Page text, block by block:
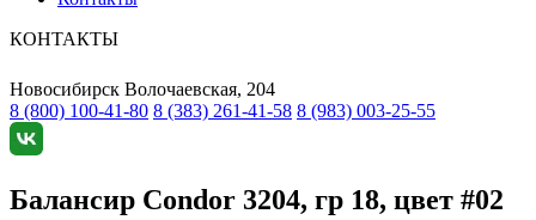
КОНТАКТЫ
Новосибирск Волочаевская, 204
8 (800) 100-41-80 8 (383) 261-41-58 8 (983) 003-25-55
Балансир Condor 3204, гр 18, цвет #02